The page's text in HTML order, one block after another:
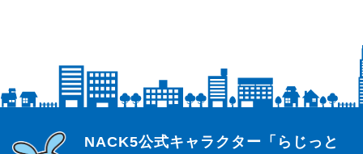
らじっと君
NACK5公式キャラクター「らじっと